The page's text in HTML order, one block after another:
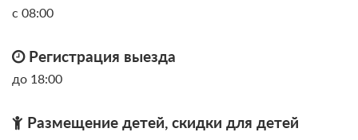
с 08:00
Регистрация выезда
до 18:00
Размещение детей, скидки для детей